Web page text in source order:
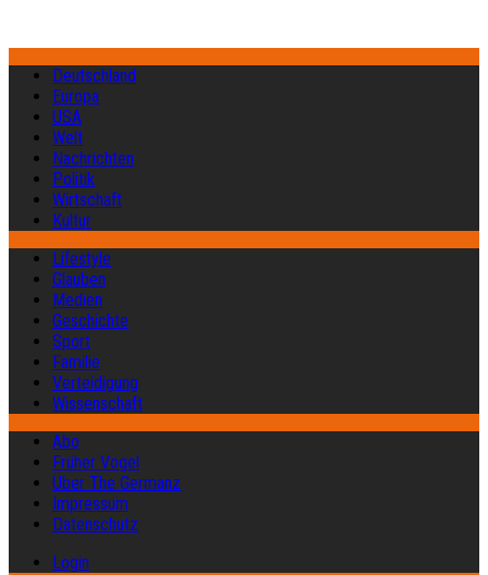
Deutschland
Europa
USA
Welt
Nachrichten
Politik
Wirtschaft
Kultur
Lifestyle
Glauben
Medien
Geschichte
Sport
Familie
Verteidigung
Wissenschaft
Abo
Früher Vogel
Über The Germanz
Impressum
Datenschutz
Login